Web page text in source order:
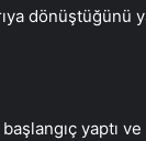
dönüştüğünü
​​yaptı